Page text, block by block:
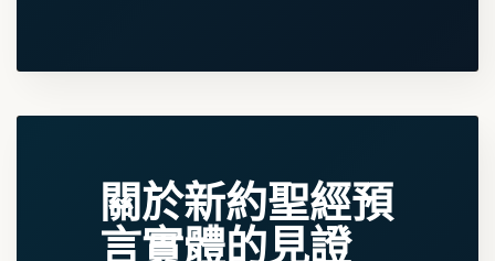
關於新約聖經預
言實體的見證